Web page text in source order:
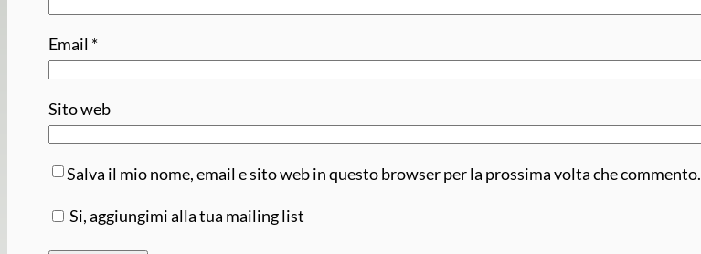
Email *
Sito web
Salva il mio nome, email e sito web in questo browser per la prossima volta che commento.
Si, aggiungimi alla tua mailing list